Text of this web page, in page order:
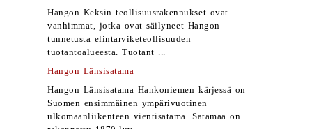
Hangon Keksin teollisuusrakennukset ovat
vanhimmat, jotka ovat säilyneet Hangon
tunnetusta elintarviketeollisuuden
tuotantoalueesta. Tuotant ...
Hangon Länsisatama
Hangon Länsisatama Hankoniemen kärjessä on
Suomen ensimmäinen ympärivuotinen
ulkomaanliikenteen vientisatama. Satamaa on